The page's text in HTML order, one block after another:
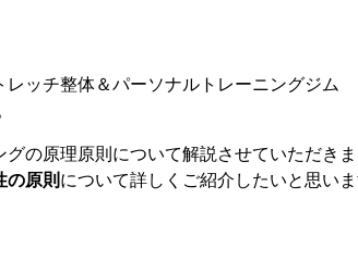
ッチ整体＆パーソナルトレーニングジム
の原理原則について解説させていただきま
の原則について詳しくご紹介したいと思いま